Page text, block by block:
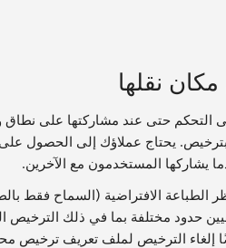
نقلها
يحتاج عملاؤك إلى الحصول
يشاركها المستخدمون مع الآخرين.
حدود مختلفة بما في ذلك الترخيص
إلغاء الترخيص لملف تعريف